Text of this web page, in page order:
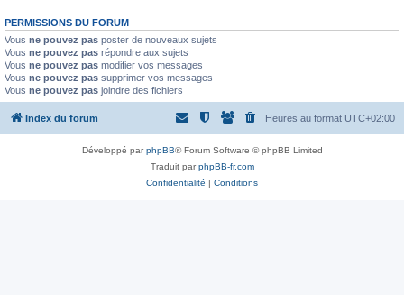
PERMISSIONS DU FORUM
Vous ne pouvez pas poster de nouveaux sujets
Vous ne pouvez pas répondre aux sujets
Vous ne pouvez pas modifier vos messages
Vous ne pouvez pas supprimer vos messages
Vous ne pouvez pas joindre des fichiers
Index du forum Heures au format UTC+02:00
Développé parphpBB® Forum Software © phpBB Limited
Traduit parphpBB-fr.com
Confidentialité | Conditions